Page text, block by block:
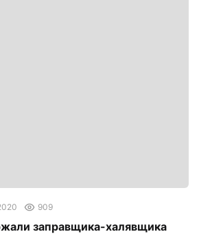
909
заправщика-халявщика